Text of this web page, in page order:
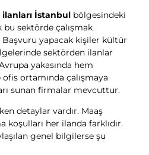
İstanbul bölgesindeki
sektörde çalışmak
Başvuru yapacak kişiler kültür
sektörden ilanlar
yakasında hem
ortamında çalışmaya
sunan firmalar mevcuttur.
detaylar vardır. Maaş
koşulları her ilanda farklıdır.
genel bilgilerse şu